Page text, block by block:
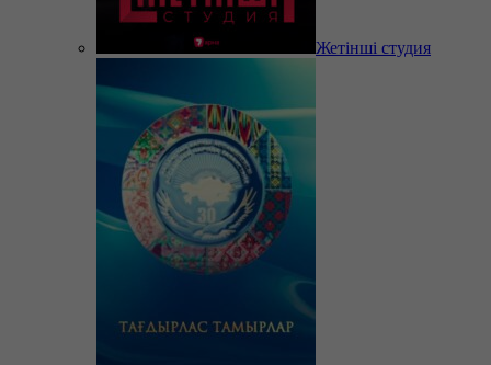
Жетінші студия